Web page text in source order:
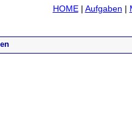
HOME| Aufgaben |